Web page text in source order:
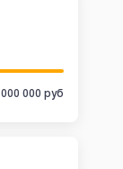
000 руб